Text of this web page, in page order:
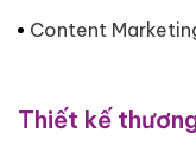
Content
Thiết kế